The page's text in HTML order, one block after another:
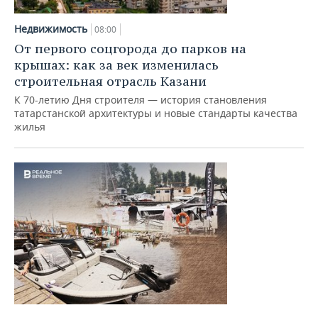
НЕФТЕХИМИЯ
НЕФТЬ
ОПК
ЭНЕРГЕТИКА
РОЗНИЧНАЯ ТОРГОВЛЯ
ТРАНСПОРТ
УСЛУГИ
НОВОСТИ ТЕХНОЛОГИЙ
МЕДИА
ТЕЛЕКОММУНИКАЦИИ
МЕРОПРИЯТИЯ
НОВОСТИ МЕРОПРИЯТИЙ
ВЫЕЗДНАЯ РЕДАКЦИЯ
БИЗНЕС-БРАНЧИ
ОТКРЫТАЯ ЛЕКЦИЯ
СПОРТ
НОВОСТИ СПОРТА
ФУТБОЛ
БАСКЕТБОЛ
ВОЛЕЙБОЛ
КИБЕРСПОРТ
ФИГУРНОЕ КАТАНИЕ
ОБЩЕСТВО
НОВОСТИ ОБЩЕСТВА
ИНФРАСТРУКТУРА
ИСТОРИЯ
КУЛЬТУРА
МЕДИЦИНА
ФОТОГАЛЕРЕЯ
СПРАВОЧНИК
СПИСОК ПЕРСОН
СПИСОК КОМПАНИЙ
ПОЛНАЯ ВЕРСИЯ
Недвижимость 08:00
От первого соцгорода до парков на
крышах: как за век изменилась
строительная отрасль Казани
К 70-летию Дня строителя — история становления
татарстанской архитектуры и новые стандарты качества
жилья